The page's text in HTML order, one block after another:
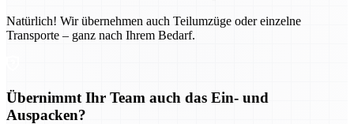
Natürlich! Wir übernehmen auch Teilumzüge oder einzelne
Transporte – ganz nach Ihrem Bedarf.
Übernimmt Ihr Team auch das Ein- und
Auspacken?